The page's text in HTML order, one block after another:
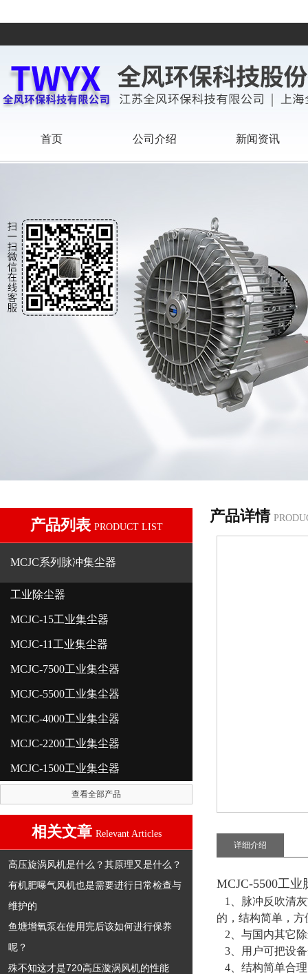
首页 公司介绍 新闻资讯
产品列表 PRODUCT LIST
MCJC系列脉冲集尘器
工业除尘器
MCJC-15工业集尘器
MCJC-11工业集尘器
MCJC-7500工业集尘器
MCJC-5500工业集尘器
MCJC-4000工业集尘器
MCJC-2200工业集尘器
MCJC-1500工业集尘器
查看全部产品
相关文章 Relevant Articles
高压旋涡风机是什么？其原理又是什么？
有机肥曝气风机也是需要进行日常检查与
维护的
鱼塘增氧泵在使用完后该如何进行保养
呢？
殊不知这才是720高压漩涡风机的性能
产品详情
详细介绍
MCJC-5500工
1、脉冲反吹清
的，结构简单，方
2、与国内其它
3、用户可把设
4、结构简单合